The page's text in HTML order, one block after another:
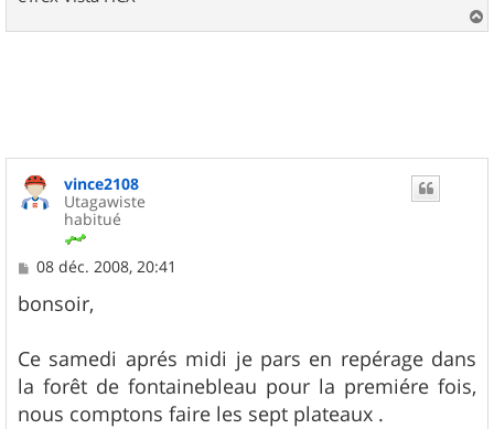
a
vince2108
Utagawiste
habitué
M
s
s
g
e
08 déc. 2008, 20:41
bonsoir,
Ce samedi aprés midi je pars en repérage dans
la forêt de fontainebleau pour la premiére fois,
nous comptons faire les sept plateaux .